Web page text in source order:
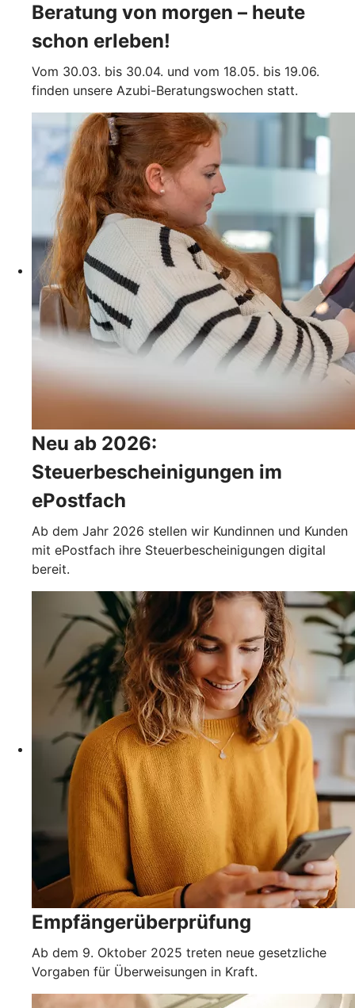
Beratung von morgen – heute
schon erleben!
Vom 30.03. bis 30.04. und vom 18.05. bis 19.06.
finden unsere Azubi-Beratungswochen statt.
Neu ab 2026:
Steuerbescheinigungen im
ePostfach
Ab dem Jahr 2026 stellen wir Kundinnen und Kunden
mit ePostfach ihre Steuerbescheinigungen digital
bereit.
Empfängerüberprüfung
Ab dem 9. Oktober 2025 treten neue gesetzliche
Vorgaben für Überweisungen in Kraft.